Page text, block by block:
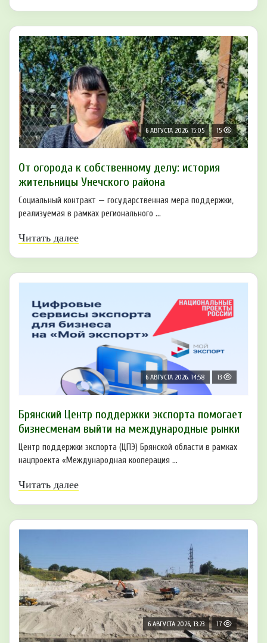
6 АВГУСТА 2026, 15:05 15
От огорода к собственному делу: история
жительницы Унечского района
Социальный контракт — государственная мера поддержки,
реализуемая в рамках регионального ...
Читать далее
6 АВГУСТА 2026, 14:58 13
Брянский Центр поддержки экспорта помогает
бизнесменам выйти на международные рынки
Центр поддержки экспорта (ЦПЭ) Брянской области в рамках
нацпроекта «Международная кооперация ...
Читать далее
6 АВГУСТА 2026, 13:23 17